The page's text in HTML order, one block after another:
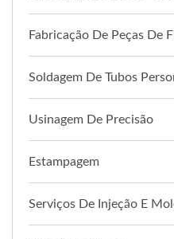
Fabricação De Peças De
Soldagem De Tubos
Usinagem De Precisão
Estampagem
Serviços De Injeção E